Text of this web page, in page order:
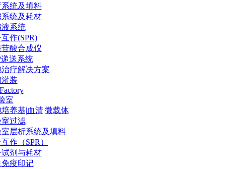
系统及填料
统及耗材
系统
作(SPR)
苷酸合成仪
送系统
疗解决方案
装
室
养基|血清|微载体
室过滤
室层析系统及填料
作（SPR）
剂与耗材
疫印记